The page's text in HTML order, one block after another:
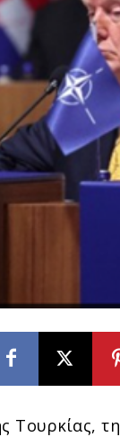
Τουρκίας,